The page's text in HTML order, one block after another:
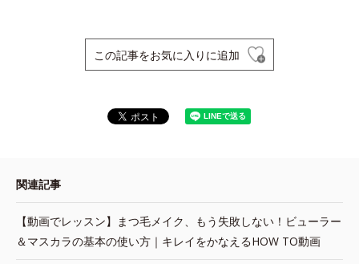
この記事をお気に入りに追加
関連記事
【動画でレッスン】まつ毛メイク、もう失敗しない！ビューラー
＆マスカラの基本の使い方｜キレイをかなえるHOW TO動画